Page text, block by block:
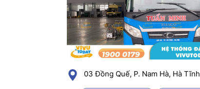
03 Đồng Quế, P. Nam Hà, Hà Tĩnh